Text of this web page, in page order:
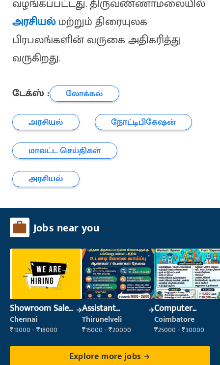
வழங்கப்பட்டது. திருவண்ணாமலையில்
அரசியல்மற்றும் திரையுலக
பிரபலங்களின் வருகை அதிகரித்து
வருகிறது.
டேக்ஸ் :
லோக்கல்
அரசியல்
நோட்டிபிகேஷன்
மாவட்ட செய்திகள்
அரசியல்
Jobs near you
Showroom Sales
Executive (Retail
Sales)
Chennai
₹13000 - ₹18000
Assistant
Manager
Thirunelveli
₹15000 - ₹20000
Computer
Operator
Coimbatore
₹25000 - ₹30000
Explore more jobs